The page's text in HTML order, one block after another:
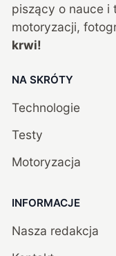
piszący o nauce i
motoryzacji,
krwi!
NA SKRÓTY
Technologie
Testy
Motoryzacja
INFORMACJE
Nasza redakcja